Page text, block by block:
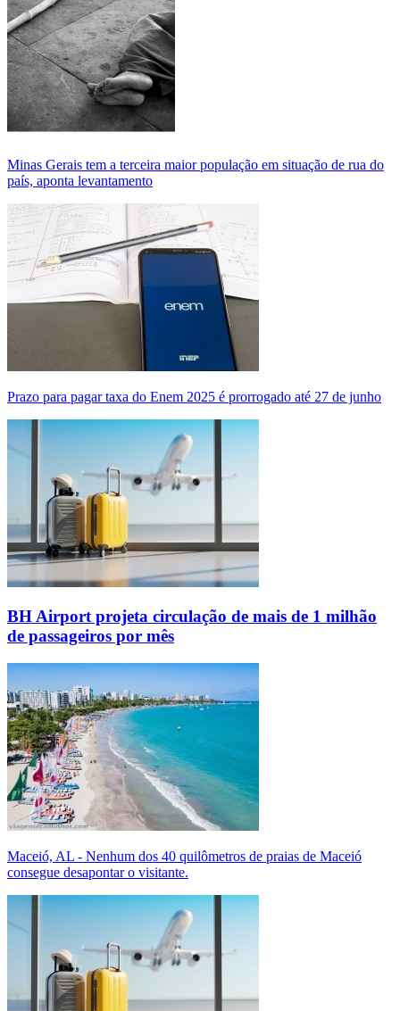
Minas Gerais tem a terceira maior população em situação de rua do
país, aponta levantamento
Prazo para pagar taxa do Enem 2025 é prorrogado até 27 de junho
BH Airport projeta circulação de mais de 1 milhão
de passageiros por mês
Maceió, AL - Nenhum dos 40 quilômetros de praias de Maceió
consegue desapontar o visitante.